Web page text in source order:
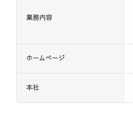
業務内容
ホームページ
本社